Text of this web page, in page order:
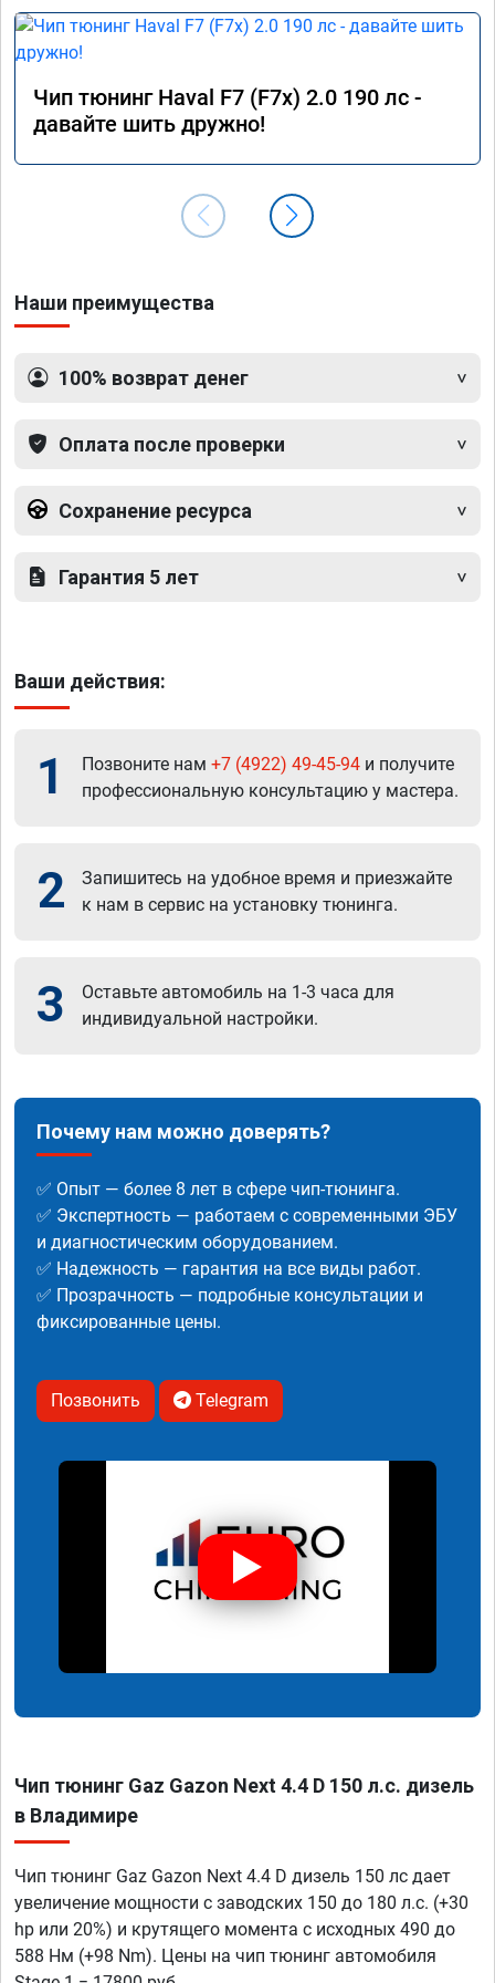
залью 92 для теста и если будет норм, то
ездить можно на нём.
Посмотрю ещё, поезжу недельку и добавлю
Чип тюнинг Haval F7 (F7x) 2.0 190 лс -
давайте шить дружно!
Наши преимущества
100% возврат денег
Оплата после проверки
Сохранение ресурса
Гарантия 5 лет
Ваши действия:
1 Позвоните нам +7 (4922) 49-45-94 и получите
профессиональную консультацию у мастера.
2
Запишитесь на удобное время и приезжайте
к нам в сервис на установку тюнинга.
3
Оставьте автомобиль на 1-3 часа для
индивидуальной настройки.
Почему нам можно доверять?
✅ Опыт — более 8 лет в сфере чип-тюнинга.
✅ Экспертность — работаем с современными ЭБУ
и диагностическим оборудованием.
✅ Надежность — гарантия на все виды работ.
✅ Прозрачность — подробные консультации и
фиксированные цены.
Позвонить Telegram
Чип тюнинг Gaz Gazon Next 4.4 D 150 л.с. дизель
в Владимире
Чип тюнинг Gaz Gazon Next 4.4 D дизель 150 лс дает
увеличение мощности с заводских 150 до 180 л.с. (+30
hp или 20%) и крутящего момента с исходных 490 до
588 Нм (+98 Nm). Цены на чип тюнинг автомобиля